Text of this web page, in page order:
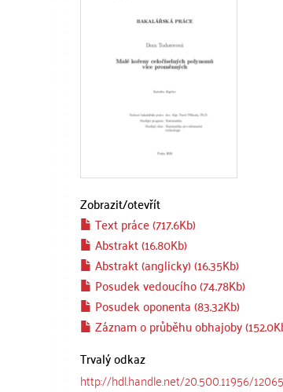
Zobrazit/otevřít
Text práce (717.6Kb)
Abstrakt (16.80Kb)
Abstrakt (anglicky) (16.35Kb)
Posudek vedoucího (74.78Kb)
Posudek oponenta (83.32Kb)
Záznam o průběhu obhajoby
Trvalý odkaz
http://hdl.handle.net/20.500.11956/